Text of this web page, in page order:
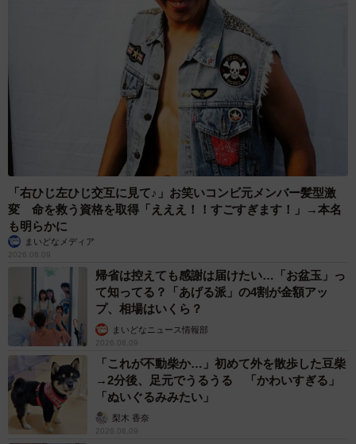
「ロンドンで最もポピュラーなタバコをくれ」と注文して
みた。「なるほど、お前はわかっている男だ」と言いたげ
に店員が片方の眉をクイッと上げつつ棚から取り出したの
は、「Embassy Signature Gold」なるタバコ。パッケージ
はやはり先ほどのマールボロと同じデザインで、値段は
10£ちょい、1750円ほどだった。まあマールボロよりは安
いけれども…。
「右ひじ左ひじ交互に見て♪」お笑いコンビ元メンバー髪型激
変 命を救う資格を取得「えええ！！すごすぎます！」→本名
も明らかに
まいどなメディア
2026.08.09
帰省は控えても感謝は届けたい…「お盆玉」っ
て知ってる？「あげる派」の4割が金額アッ
プ、相場はいくら？
まいどなニュース情報部
2026.08.09
「これが不動柴か…」初めて外を散歩した豆柴
→2分後、足元でうるうる 「かわいすぎる」
「ぬいぐるみみたい」
梨木 香奈
2026.08.09